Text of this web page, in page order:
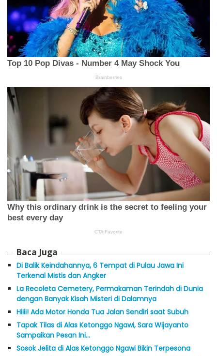
Baca Juga
Di Balik Keindahannya, 6 Tempat di Pulau Jawa Ini
Terkenal Mistis dan Angker
La Recoleta Cemetery, Permakaman Terindah di Dunia
dengan Banyak Kisah Misteri di Dalamnya
Hiiii! Ada Motor Honda Tua Jalan Sendiri saat Subuh
Tapak Tilas di Alas Ketonggo Ngawi, Sara Wijayanto
Sampaikan Pesan Ini…
Sosok Jelita di Alas Ketonggo Ngawi Bikin Terpesona